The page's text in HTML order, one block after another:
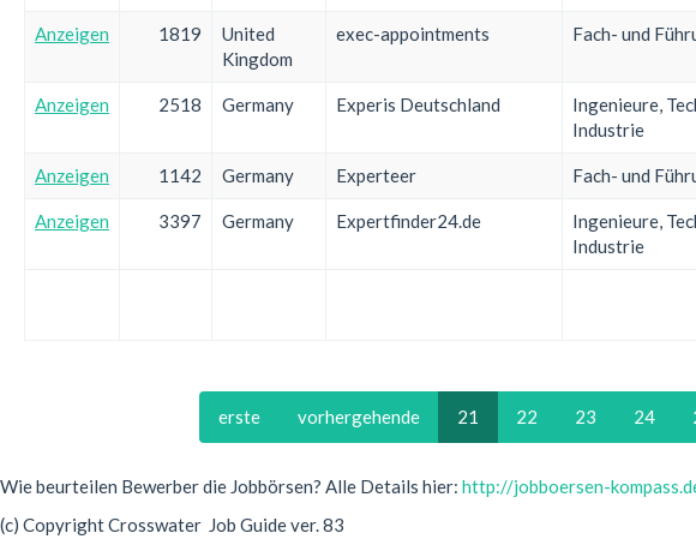
Anzeigen 1819
United
Kingdom
exec-appointments Fach- und
Anzeigen 2518 Germany Experis Deutschland
Ingenieure,
Industrie
Anzeigen 1142 Germany Experteer Fach- und
Anzeigen 3397 Germany Expertfinder24.de
Ingenieure,
Industrie
erste vorhergehende 21 22 23 24
Wie beurteilen Bewerber die Jobbörsen? Alle Details hier: http://jobboersen-
(c) Copyright Crosswater Job Guide ver. 83